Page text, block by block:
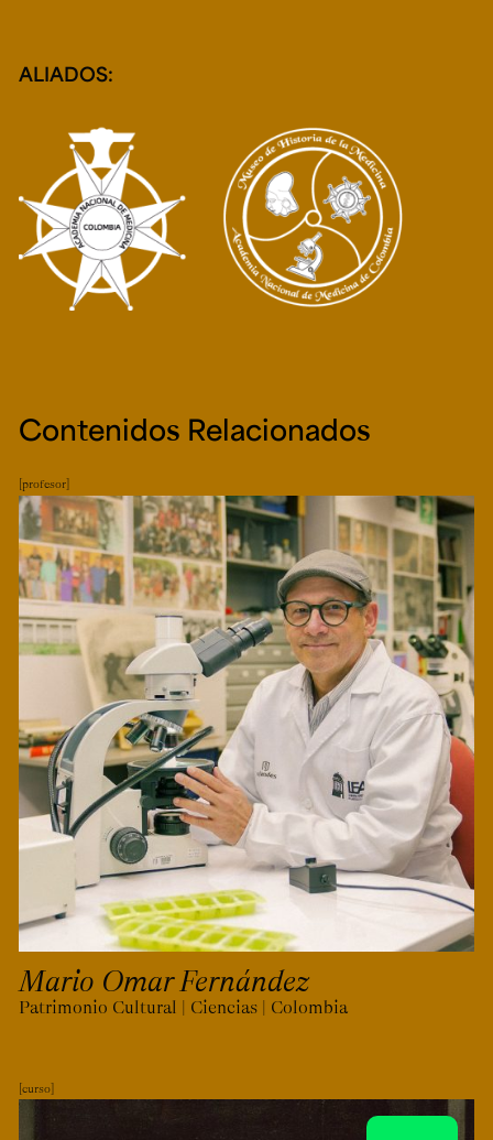
ALIADOS:
Contenidos Relacionados
profesor
Mario Omar Fernández
Patrimonio Cultural | Ciencias | Colombia
curso